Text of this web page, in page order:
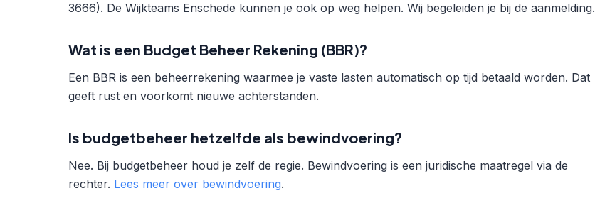
3666). De Wijkteams Enschede kunnen je ook op weg helpen. Wij begeleiden je bij de aanmelding.
Wat is een Budget Beheer Rekening (BBR)?
Een BBR is een beheerrekening waarmee je vaste lasten automatisch op tijd betaald worden. Dat
geeft rust en voorkomt nieuwe achterstanden.
Is budgetbeheer hetzelfde als bewindvoering?
Nee. Bij budgetbeheer houd je zelf de regie. Bewindvoering is een juridische maatregel via de
rechter. Lees meer over bewindvoering.